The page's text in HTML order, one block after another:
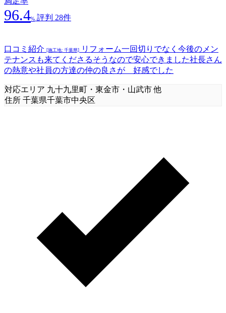
96.4% 評判 28件
口コミ紹介 [施工地: 千葉県]
リフォーム一回切りでなく今後のメン
テナンスも来てくださるそうなので安心できました社長さん
の熱意や社員の方達の仲の良さが 好感でした
対応エリア 九十九里町・東金市・山武市 他
住所 千葉県千葉市中央区